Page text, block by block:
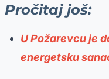
Pročitaj još:
U Požarevcu je
energetsku